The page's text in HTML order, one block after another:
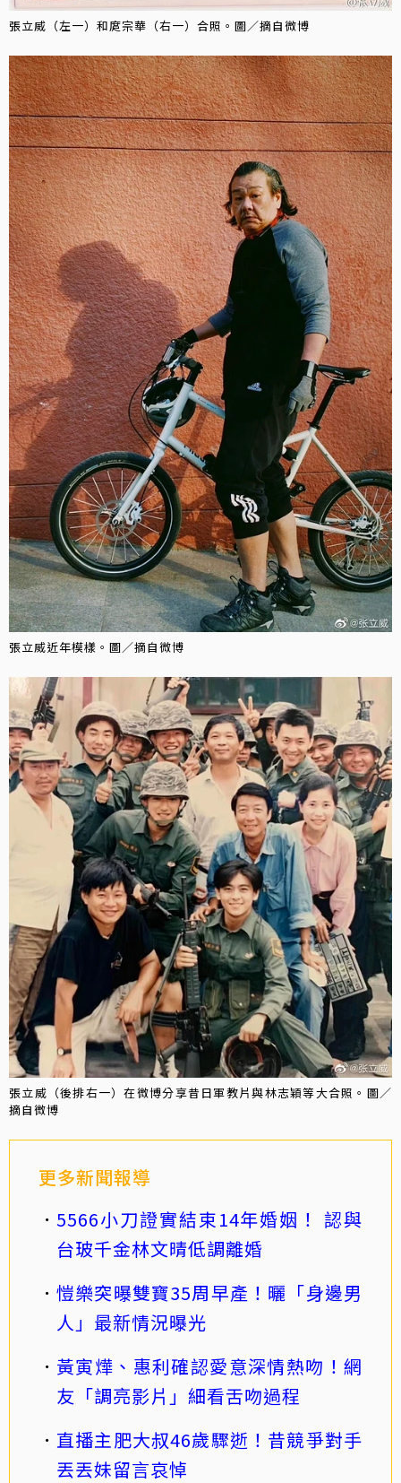
張立威（左一）和庹宗華（右一）合照。圖／摘自微博
張立威近年模樣。圖／摘自微博
張立威（後排右一）在微博分享昔日軍教片與林志穎等大合照。圖／
摘自微博
更多新聞報導
5566小刀證實結束14年婚姻！ 認與
台玻千金林文晴低調離婚
愷樂突曝雙寶35周早產！曬「身邊男
人」最新情況曝光
黃寅燁、惠利確認愛意深情熱吻！網
友「調亮影片」細看舌吻過程
直播主肥大叔46歲驟逝！昔競爭對手
丟丟妹留言哀悼